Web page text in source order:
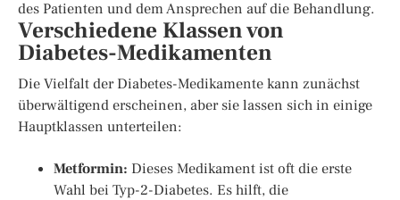
des Patienten und dem Ansprechen auf die Behandlung.
Verschiedene Klassen von
Diabetes-Medikamenten
Die Vielfalt der Diabetes-Medikamente kann zunächst
überwältigend erscheinen, aber sie lassen sich in einige
Hauptklassen unterteilen:
Metformin: Dieses Medikament ist oft die erste
Wahl bei Typ-2-Diabetes. Es hilft, die